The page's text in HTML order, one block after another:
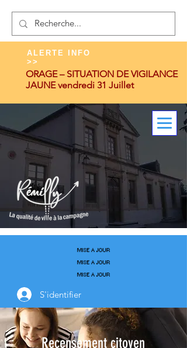
ALERTE INFO
>>
ORAGE – SITUATION DE VIGILANCE
JAUNE vendredi 31 Juillet
S'identifier
Recensement citoyen